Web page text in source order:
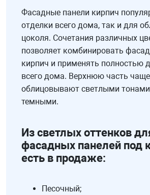
Фасадные панели кирпич
отделки всего дома, так и для
цоколя. Сочетания различных
позволяет комбинировать
кирпич и применять полностью
всего дома. Верхнюю часть чаще
облицовывают светлыми
темными.
Из светлых оттенков
фасадных панелей под
есть в продаже:
Песочный;